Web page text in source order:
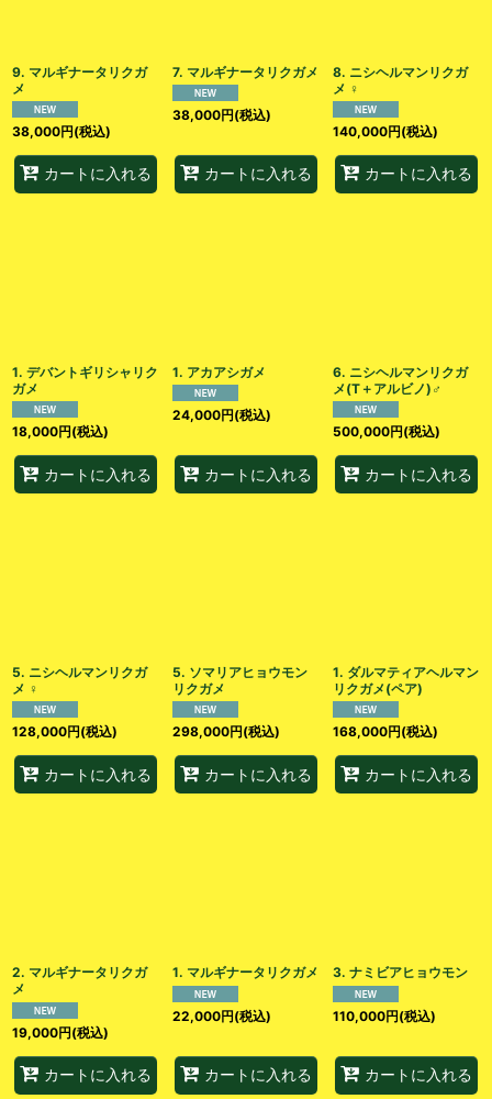
9. マルギナータリクガ
メ
38,000円(税込)
カートに入れる
7. マルギナータリクガメ
38,000円(税込)
カートに入れる
8. ニシヘルマンリクガ
メ︎︎ ♀
140,000円(税込)
カートに入れる
1. デバントギリシャリク
ガメ
18,000円(税込)
カートに入れる
1. アカアシガメ
24,000円(税込)
カートに入れる
6. ニシヘルマンリクガ
メ︎︎(T＋アルビノ)♂
500,000円(税込)
カートに入れる
5. ニシヘルマンリクガ
メ︎︎ ♀
128,000円(税込)
カートに入れる
5. ソマリアヒョウモン
リクガメ
298,000円(税込)
カートに入れる
1. ダルマティアヘルマン
リクガメ(ペア)
168,000円(税込)
カートに入れる
2. マルギナータリクガ
メ
19,000円(税込)
カートに入れる
1. マルギナータリクガメ
22,000円(税込)
カートに入れる
3. ナミビアヒョウモン
110,000円(税込)
カートに入れる